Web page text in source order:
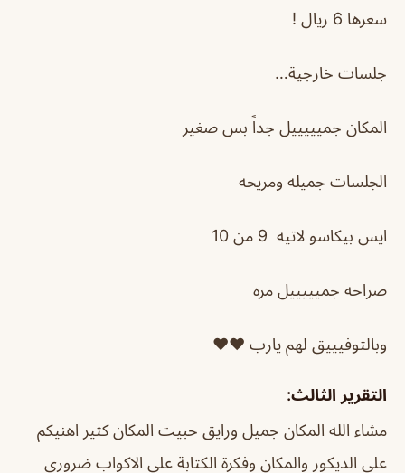
سعرها 6 ريال !
جلسات خارجية…
المكان جميييييل جداً بس صغير
الجلسات جميله ومريحه
ايس بيكاسو لاتيه 9 من 10
صراحه جميييييل مره
وبالتوفيييق لهم يارب ❤️❤️
التقرير الثالث:
مشاء الله المكان جميل ورايق حبيت المكان كثير اهنيكم
على الديكور والمكان وفكرة الكتابة على الاكواب ضروري